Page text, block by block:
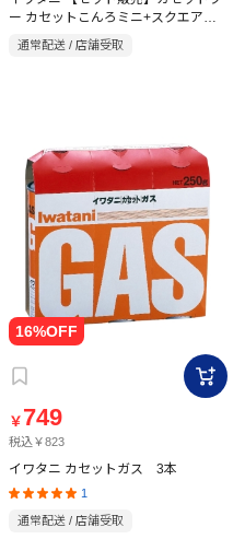
ー カセットこんろミニ+スクエアポ
ット20 イエロー
通常配送 / 店舗受取
￥ 749
税込￥823
イワタニ カセットガス 3本
1
通常配送 / 店舗受取